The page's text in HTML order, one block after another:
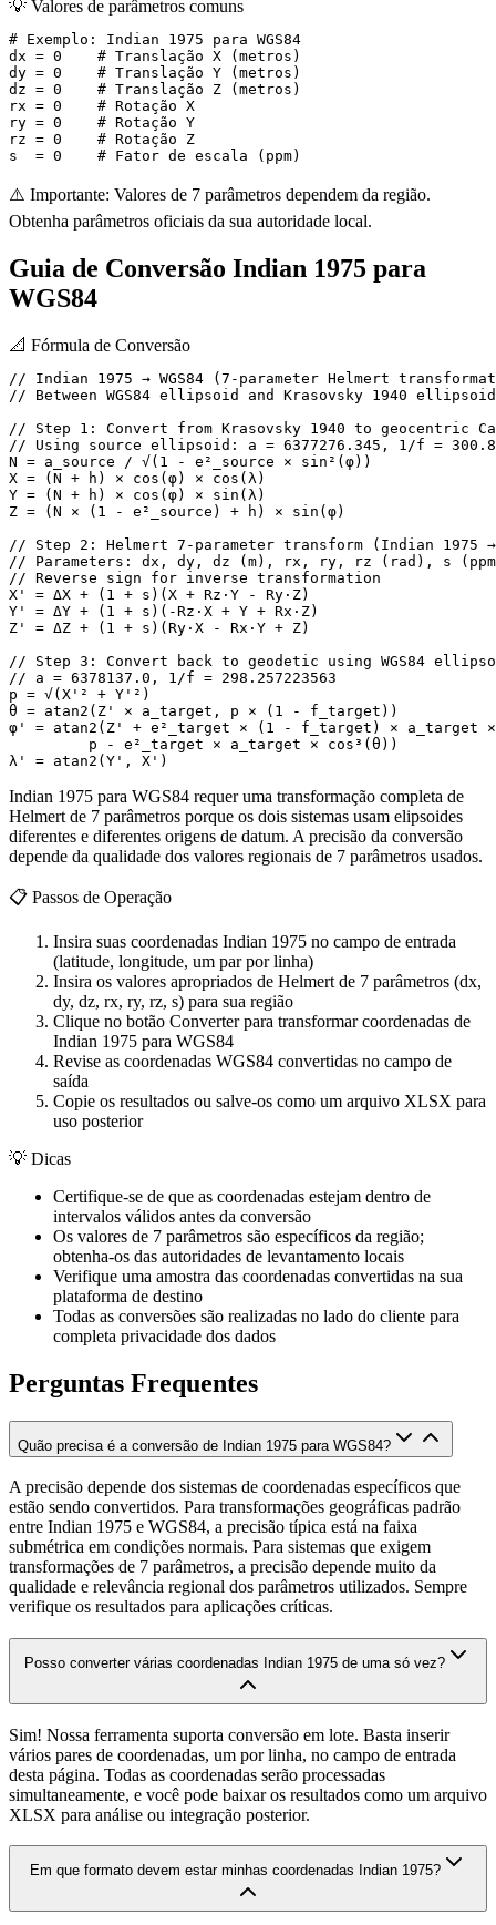
💡 Valores de parâmetros comuns
# Exemplo: Indian 1975 para WGS84
dx = 0    # Translação X (metros)
dy = 0    # Translação Y (metros)
dz = 0    # Translação Z (metros)
rx = 0    # Rotação X
ry = 0    # Rotação Y
rz = 0    # Rotação Z
s  = 0    # Fator de escala (ppm)
⚠️ Importante: Valores de 7 parâmetros dependem da região.
Obtenha parâmetros oficiais da sua autoridade local.
Guia de Conversão Indian 1975 para
WGS84
📐 Fórmula de Conversão
// Indian 1975 → WGS84 (7-parameter Helmert
// Between WGS84 ellipsoid and Krasovsky 1940 ellipsoid
// Step 1: Convert from Krasovsky 1940 to geocentric
// Using source ellipsoid: a = 6377276.345, 1/f =
N = a_source / √(1 - e²_source × sin²(φ))
X = (N + h) × cos(φ) × cos(λ)
Y = (N + h) × cos(φ) × sin(λ)
Z = (N × (1 - e²_source) + h) × sin(φ)
// Step 2: Helmert 7-parameter transform (Indian 1975 →
// Parameters: dx, dy, dz (m), rx, ry, rz (rad), s
// Reverse sign for inverse transformation
X' = ΔX + (1 + s)(X + Rz·Y - Ry·Z)
Y' = ΔY + (1 + s)(-Rz·X + Y + Rx·Z)
Z' = ΔZ + (1 + s)(Ry·X - Rx·Y + Z)
// Step 3: Convert back to geodetic using WGS84
// a = 6378137.0, 1/f = 298.257223563
p = √(X'² + Y'²)
θ = atan2(Z' × a_target, p × (1 - f_target))
φ' = atan2(Z' + e²_target × (1 - f_target) × a_target
         p - e²_target × a_target × cos³(θ))
λ' = atan2(Y', X')
Indian 1975 para WGS84 requer uma transformação completa de
Helmert de 7 parâmetros porque os dois sistemas usam elipsoides
diferentes e diferentes origens de datum. A precisão da conversão
depende da qualidade dos valores regionais de 7 parâmetros usados.
📋 Passos de Operação
Insira suas coordenadas Indian 1975 no campo de entrada
(latitude, longitude, um par por linha)
Insira os valores apropriados de Helmert de 7 parâmetros (dx,
dy, dz, rx, ry, rz, s) para sua região
Clique no botão Converter para transformar coordenadas de
Indian 1975 para WGS84
Revise as coordenadas WGS84 convertidas no campo de
saída
Copie os resultados ou salve-os como um arquivo XLSX para
uso posterior
💡 Dicas
Certifique-se de que as coordenadas estejam dentro de
intervalos válidos antes da conversão
Os valores de 7 parâmetros são específicos da região;
obtenha-os das autoridades de levantamento locais
Verifique uma amostra das coordenadas convertidas na sua
plataforma de destino
Todas as conversões são realizadas no lado do cliente para
completa privacidade dos dados
Perguntas Frequentes
Quão precisa é a conversão de Indian 1975 para WGS84?
A precisão depende dos sistemas de coordenadas específicos que
estão sendo convertidos. Para transformações geográficas padrão
entre Indian 1975 e WGS84, a precisão típica está na faixa
submétrica em condições normais. Para sistemas que exigem
transformações de 7 parâmetros, a precisão depende muito da
qualidade e relevância regional dos parâmetros utilizados. Sempre
verifique os resultados para aplicações críticas.
Posso converter várias coordenadas Indian 1975 de uma só vez?
Sim! Nossa ferramenta suporta conversão em lote. Basta inserir
vários pares de coordenadas, um por linha, no campo de entrada
desta página. Todas as coordenadas serão processadas
simultaneamente, e você pode baixar os resultados como um arquivo
XLSX para análise ou integração posterior.
Em que formato devem estar minhas coordenadas Indian 1975?